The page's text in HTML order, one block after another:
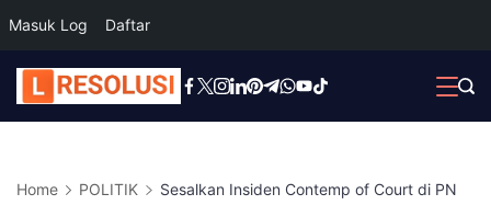
Masuk Log Daftar
Skip
to
Home POLITIK
Sesalkan Insiden Contemp of Court di PN